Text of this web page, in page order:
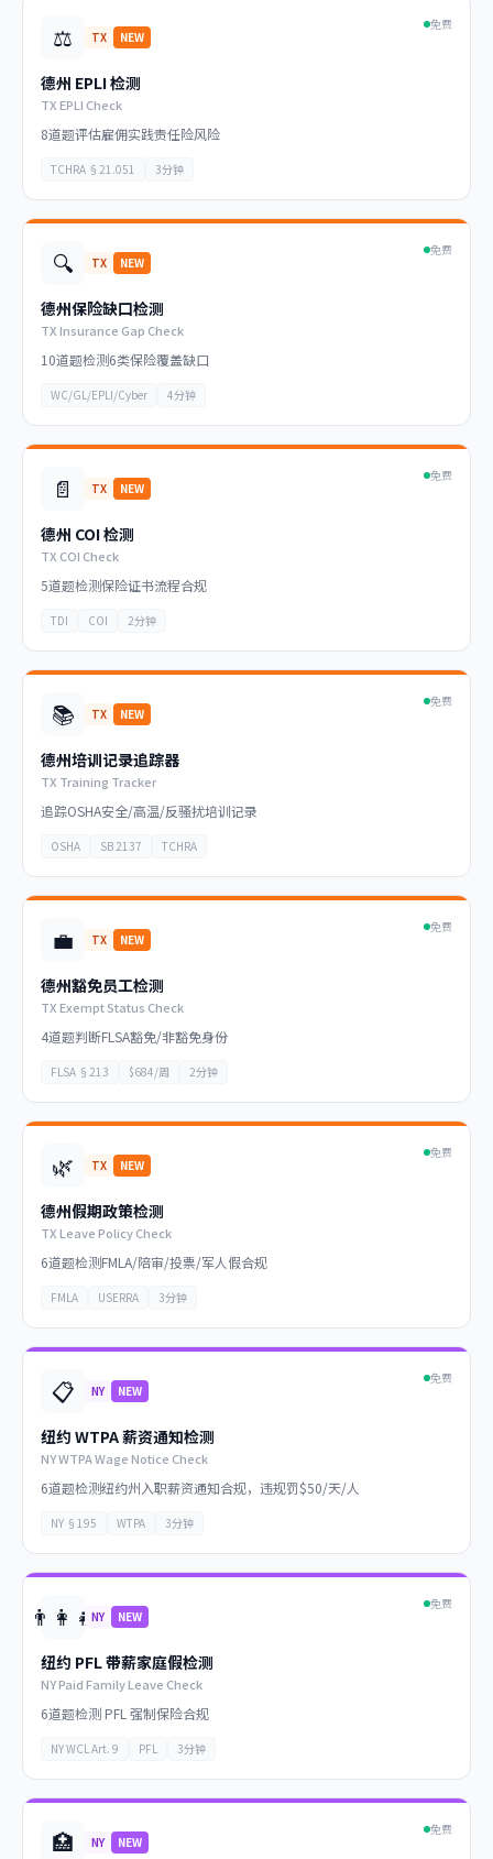
⚖️ TX NEW
免费
德州 EPLI 检测
TX EPLI Check
8道题评估雇佣实践责任险风险
TCHRA §21.051 3分钟
🔍 TX NEW
免费
德州保险缺口检测
TX Insurance Gap Check
10道题检测6类保险覆盖缺口
WC/GL/EPLI/Cyber 4分钟
📄 TX NEW
免费
德州 COI 检测
TX COI Check
5道题检测保险证书流程合规
TDI COI 2分钟
📚 TX NEW
免费
德州培训记录追踪器
TX Training Tracker
追踪OSHA安全/高温/反骚扰培训记录
OSHA SB 2137 TCHRA
💼 TX NEW
免费
德州豁免员工检测
TX Exempt Status Check
4道题判断FLSA豁免/非豁免身份
FLSA §213 $684/周 2分钟
🌿 TX NEW
免费
德州假期政策检测
TX Leave Policy Check
6道题检测FMLA/陪审/投票/军人假合规
FMLA USERRA 3分钟
📋 NY NEW
免费
纽约 WTPA 薪资通知检测
NY WTPA Wage Notice Check
6道题检测纽约州入职薪资通知合规，违规罚$50/天/人
NY §195 WTPA 3分钟
👨‍👩‍👧NY NEW
免费
纽约 PFL 带薪家庭假检测
NY Paid Family Leave Check
6道题检测 PFL 强制保险合规
NY WCL Art. 9 PFL 3分钟
🏥 NY NEW
免费